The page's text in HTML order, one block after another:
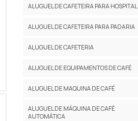
ALUGUEL DE CAFETEIRA PARA HOSPITAL
ALUGUEL DE CAFETEIRA PARA PADARIA
ALUGUEL DE CAFETERIA
ALUGUEL DE EQUIPAMENTOS DE CAFÉ
ALUGUEL DE MAQUINA DE CAFÉ
ALUGUEL DE MÁQUINA DE CAFÉ
AUTOMÁTICA